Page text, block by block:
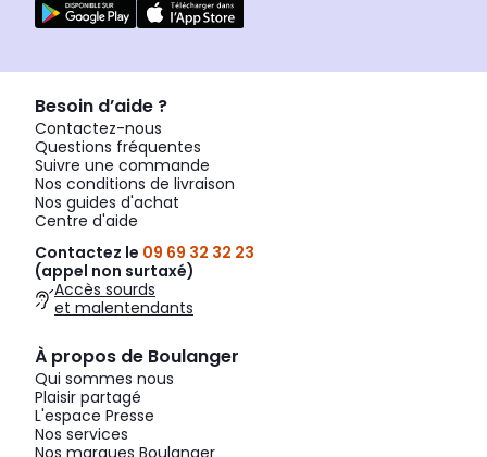
Besoin d’aide ?
Contactez-nous
Questions fréquentes
Suivre une commande
Nos conditions de livraison
Nos guides d'achat
Centre d'aide
Contactez le 09 69 32 32 23
(appel non surtaxé)
Accès sourds
et malentendants
À propos de Boulanger
Qui sommes nous
Plaisir partagé
L'espace Presse
Nos services
Nos marques Boulanger